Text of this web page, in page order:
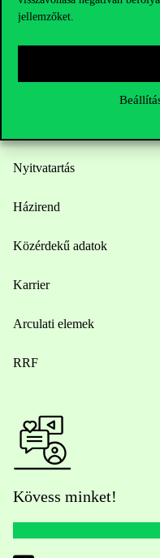
jellemzőket.
Nyitvatartás
Házirend
Közérdekű adatok
Karrier
Arculati elemek
RRF
Kövess minket!